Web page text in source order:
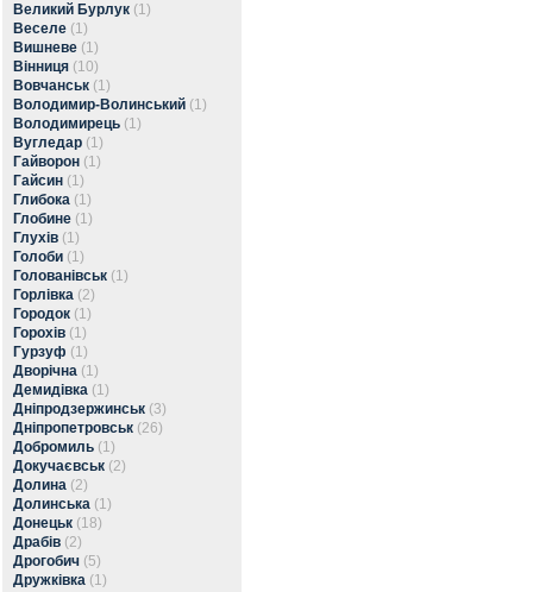
Великий Бурлук (1)
Веселе (1)
Вишневе (1)
Вінниця (10)
Вовчанськ (1)
Володимир-Волинський (1)
Володимирець (1)
Вугледар (1)
Гайворон (1)
Гайсин (1)
Глибока (1)
Глобине (1)
Глухів (1)
Голоби (1)
Голованівськ (1)
Горлівка (2)
Городок (1)
Горохів (1)
Гурзуф (1)
Дворічна (1)
Демидівка (1)
Дніпродзержинськ (3)
Дніпропетровськ (26)
Добромиль (1)
Докучаєвськ (2)
Долина (2)
Долинська (1)
Донецьк (18)
Драбів (2)
Дрогобич (5)
Дружківка (1)